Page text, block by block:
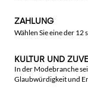
ZAHLUNG
Wählen Sie eine der
KULTUR UND
In der Modebranche
Glaubwürdigkeit und